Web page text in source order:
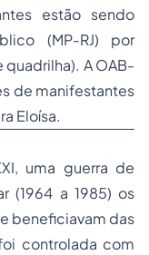
estão sendo
(MP-RJ) por
A OAB-
de manifestantes
Eloísa.
uma guerra de
(1964 a 1985) os
beneficiavam das
controlada com